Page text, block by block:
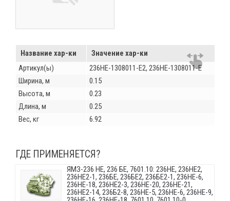
Название хар-ки
Значение хар-ки
Артикул(ы)
236НЕ-1308011-Е2, 236НЕ-1308011-Е
Ширина, м
0.15
Высота, м
0.23
Длина, м
0.25
Вес, кг
6.92
ГДЕ ПРИМЕНЯЕТСЯ?
ЯМЗ-236 НЕ, 236 БЕ, 7601.10: 236НЕ, 236НЕ2,
236НЕ2-1, 236БЕ, 236БЕ2, 236БЕ2-1, 236НЕ-6,
236НЕ-18, 236НЕ2-3, 236НЕ-20, 236НЕ-21,
236НЕ2-14, 236Б2-8, 236НЕ-5, 236НЕ-6, 236НЕ-9,